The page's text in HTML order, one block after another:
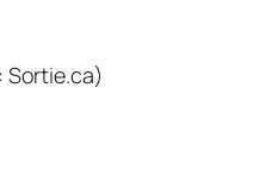
Sortie.ca)